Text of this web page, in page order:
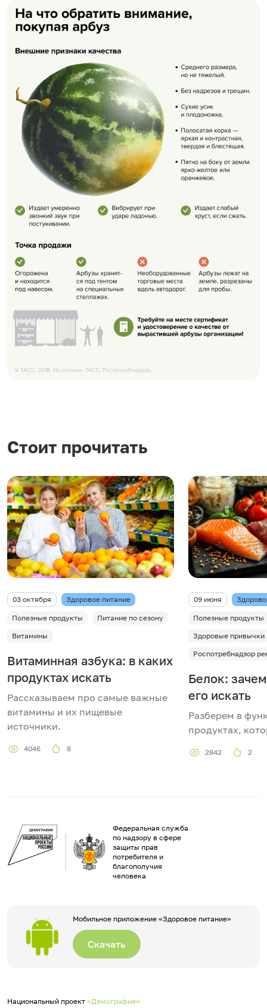
Стоит прочитать
03 октября Здоровое питание
Полезные продукты
Питание по сезону
Витамины
Витаминная азбука: в каких
продуктах искать
Рассказываем про самые важные
витамины и их пищевые
источники.
4046 8
09 июня
Полезные продукты
Здоровые привычки
Роспотребнадзор
Белок:
его искать
Разберем в
продуктах,
2842 2
Федеральная служба
по надзору в сфере
защиты прав
потребителя и
благополучия
человека
Мобильное приложение «Здоровое питание»
Скачать
Национальный проект «Демография»